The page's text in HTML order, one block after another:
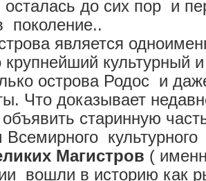
до сих пор и
поколение..
является
крупнейший культурный
острова Родос и
Что доказывает
старинную
Всемирного
Магистров (
вошли в историю как